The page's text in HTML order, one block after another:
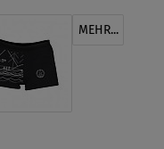
MEHR...